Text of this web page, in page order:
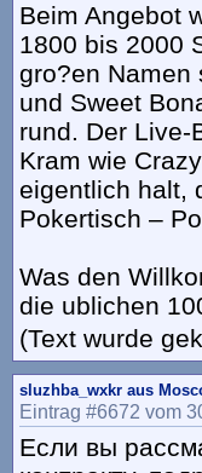
Beim Angebot
1800 bis 2000
gro?en Namen
und Sweet
rund. Der Live-
Kram wie
eigentlich halt,
Pokertisch –
Was den
die ublichen
(Text wurde
sluzhba_wxkr aus
Eintrag #6672 vom
Если вы